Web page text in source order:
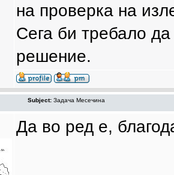
на проверка на
Сега би требало да
решение.
Subject: Задача Месечина
Да во ред е,